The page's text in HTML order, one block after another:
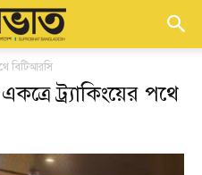
বিটিআরসি
ট্র্যাকিংয়ের পথে